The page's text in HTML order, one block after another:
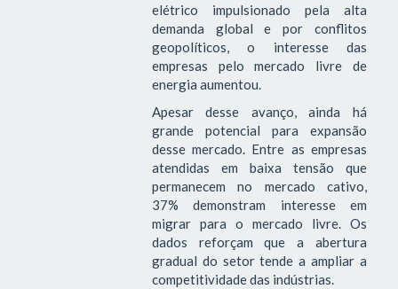
elétrico impulsionado pela alta
demanda global e por conflitos
geopolíticos, o interesse das
empresas pelo mercado livre de
energia aumentou.
Apesar desse avanço, ainda há
grande potencial para expansão
desse mercado. Entre as empresas
atendidas em baixa tensão que
permanecem no mercado cativo,
37% demonstram interesse em
migrar para o mercado livre. Os
dados reforçam que a abertura
gradual do setor tende a ampliar a
competitividade das indústrias.